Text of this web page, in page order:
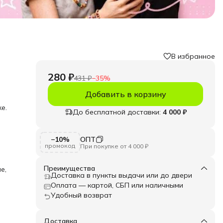
и
В избранное
280 ₽431 ₽−35%
Добавить в корзину
До бесплатной доставки: 4 000 ₽
−10%
промокод
ОПТ
При покупке от 4 000 ₽
Преимущества
Доставка в пункты выдачи или до двери
Оплата — картой, СБП или наличными
Удобный возврат
Доставка